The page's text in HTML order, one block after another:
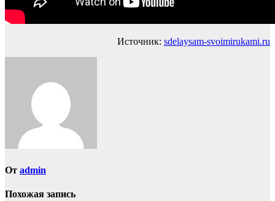
Источник: sdelaysam-svoimirukami.ru
От admin
Похожая запись